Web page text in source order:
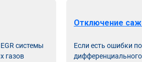
системы
газов
Отключение
Если есть ошибки